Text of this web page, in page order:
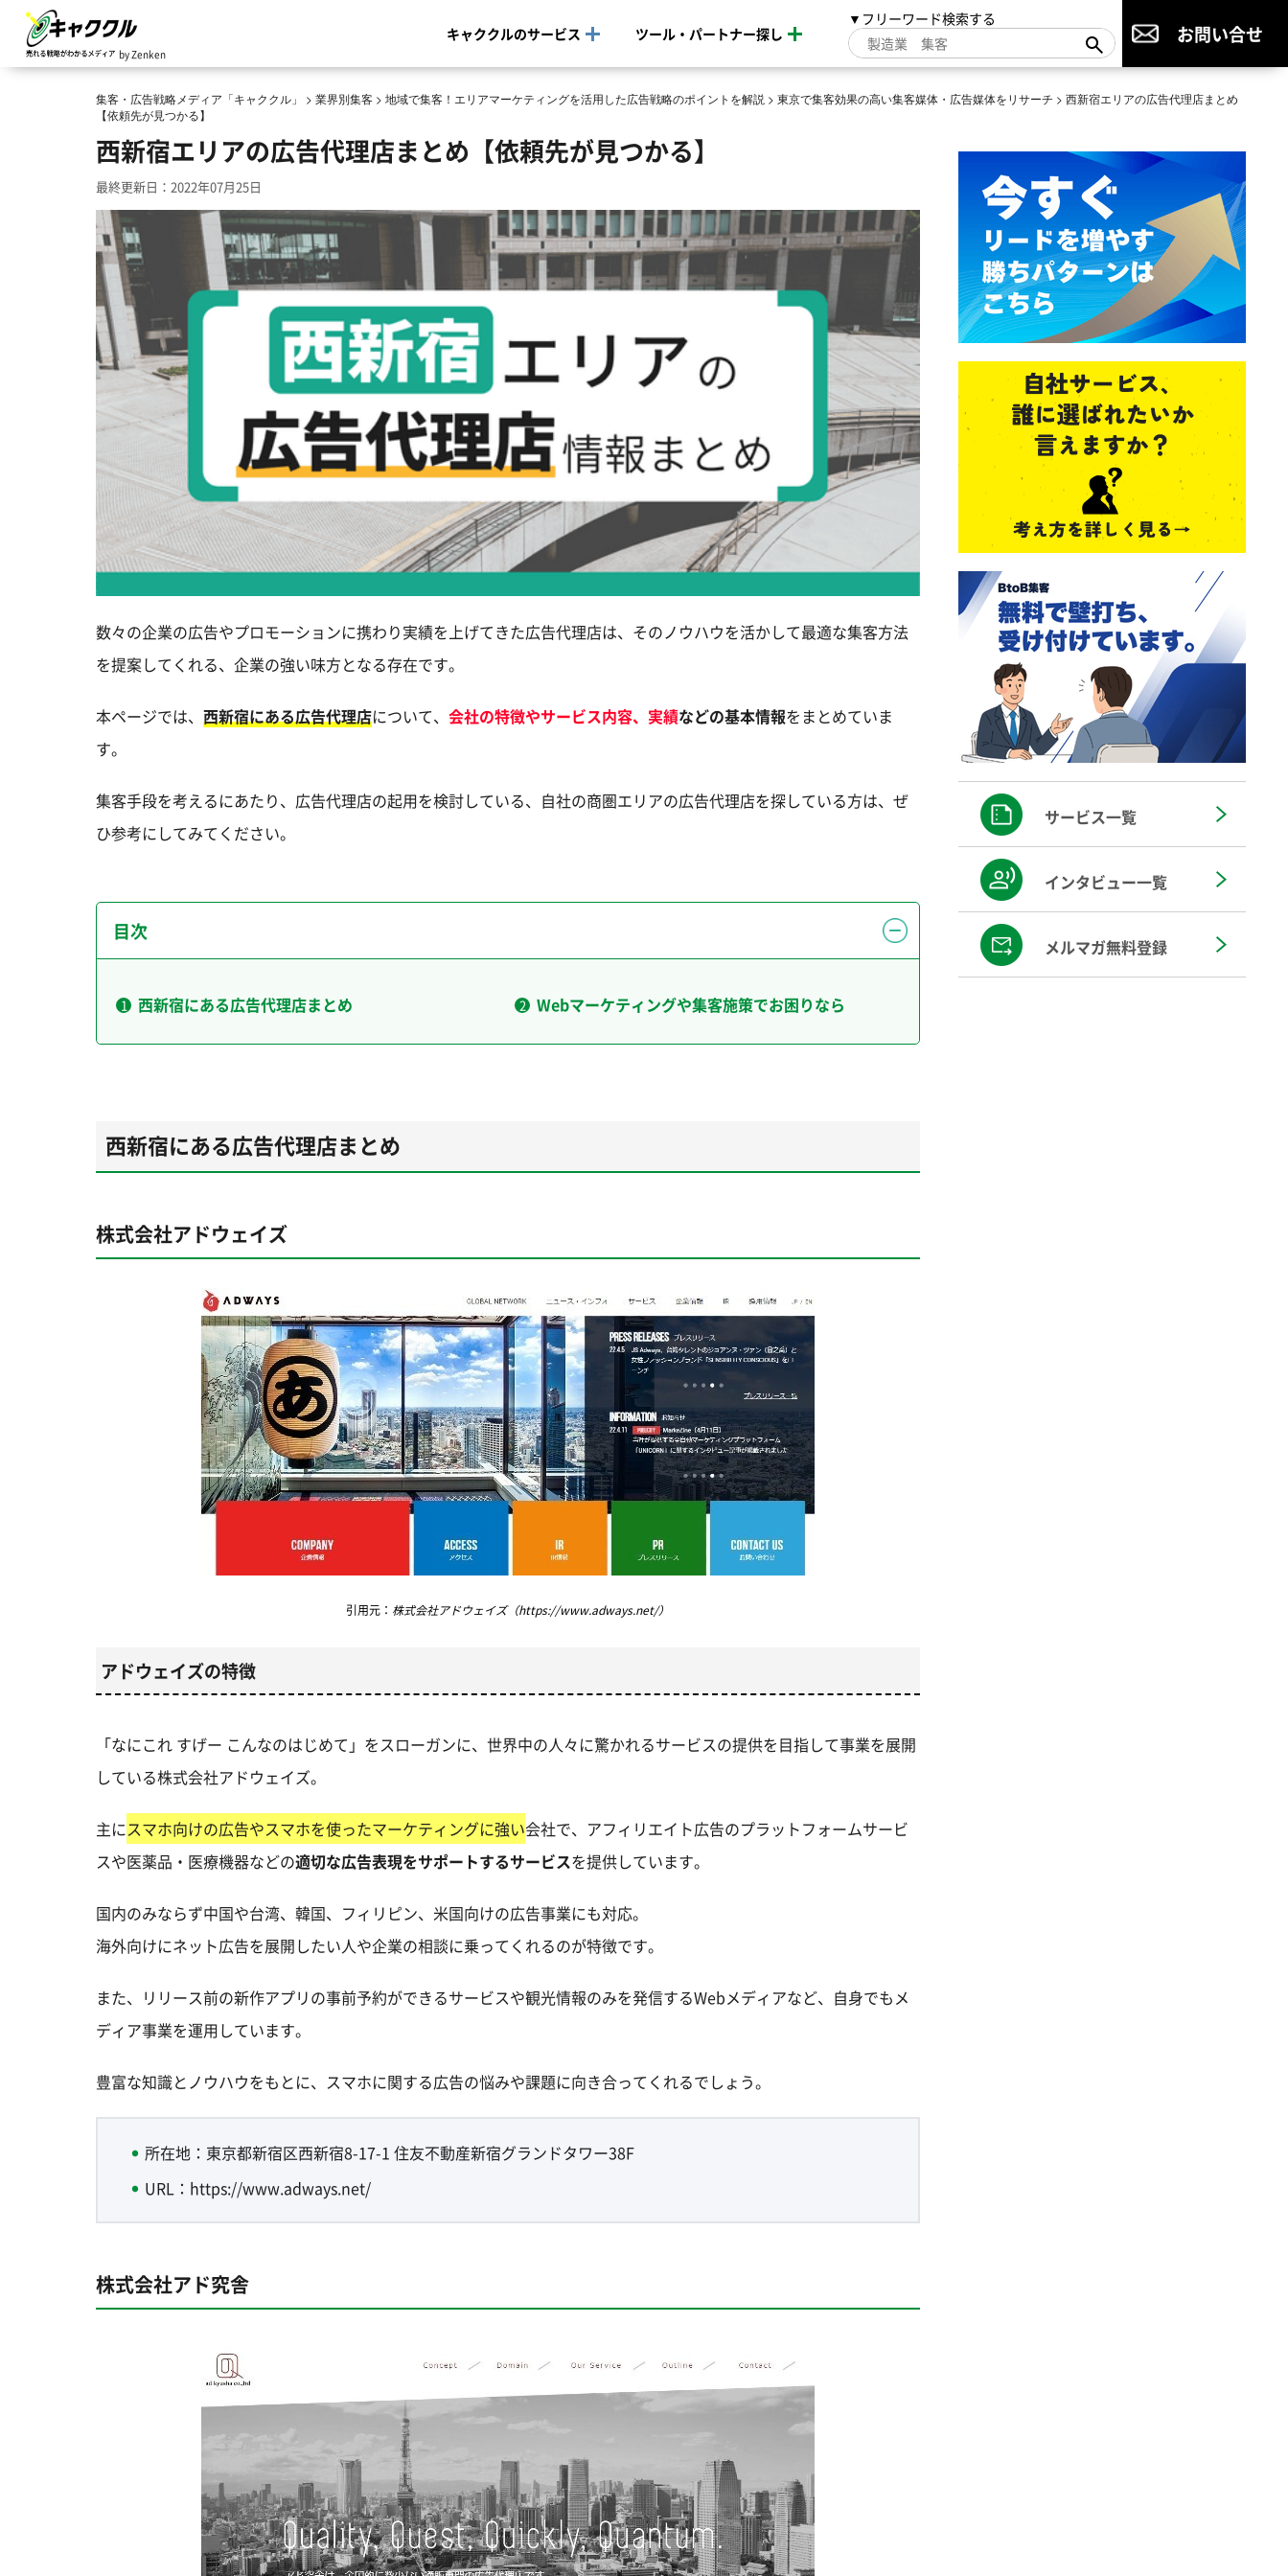
by Zenken
キャククルのサービス ツール・パートナー探し
▼フリーワード検索する
お問い合せ
集客・広告戦略メディア「キャククル」 > 業界別集客 > 地域で集客！エリアマーケティングを活用した広告戦略のポイントを解説 > 東京で集客効果の高い集客媒体・広告媒体をリサーチ > 西新宿エリアの広告代理店まとめ
【依頼先が見つかる】
西新宿エリアの広告代理店まとめ【依頼先が見つかる】
最終更新日：2022年07月25日
数々の企業の広告やプロモーションに携わり実績を上げてきた広告代理店は、そのノウハウを活かして最適な集客方法
を提案してくれる、企業の強い味方となる存在です。
本ページでは、 西新宿にある広告代理店について、 会社の特徴やサービス内容、実績などの基本情報をまとめていま
す。
集客手段を考えるにあたり、広告代理店の起用を検討している、自社の商圏エリアの広告代理店を探している方は、ぜ
ひ参考にしてみてください。
目次
西新宿にある広告代理店まとめ Webマーケティングや集客施策でお困りなら
西新宿にある広告代理店まとめ
株式会社アドウェイズ
引用元： 株式会社アドウェイズ（https://www.adways.net/）
アドウェイズの特徴
「なにこれ すげー こんなのはじめて」をスローガンに、世界中の人々に驚かれるサービスの提供を目指して事業を展開
している株式会社アドウェイズ。
主にスマホ向けの広告やスマホを使ったマーケティングに強い会社で、アフィリエイト広告のプラットフォームサービ
スや医薬品・医療機器などの適切な広告表現をサポートするサービスを提供しています。
国内のみならず中国や台湾、韓国、フィリピン、米国向けの広告事業にも対応。
海外向けにネット広告を展開したい人や企業の相談に乗ってくれるのが特徴です。
また、リリース前の新作アプリの事前予約ができるサービスや観光情報のみを発信するWebメディアなど、自身でもメ
ディア事業を運用しています。
豊富な知識とノウハウをもとに、スマホに関する広告の悩みや課題に向き合ってくれるでしょう。
所在地：東京都新宿区西新宿8-17-1 住友不動産新宿グランドタワー38F
URL：https://www.adways.net/
株式会社アド究舎
サービス一覧
インタビュー一覧
メルマガ無料登録